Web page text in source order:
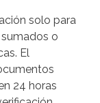
solo para
o
El
24 horas